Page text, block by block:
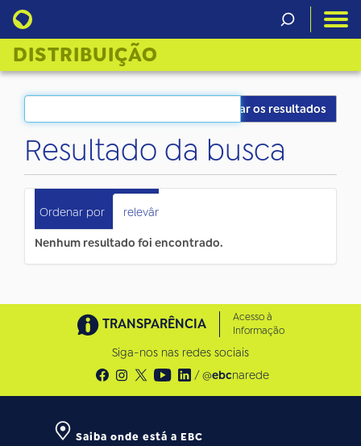
DISTRIBUIÇÃO
Filtrar os resultados
Resultado da busca
Ordenar por relevância
Nenhum resultado foi encontrado.
TRANSPARÊNCIA
Acesso à
Informação
Siga-nos nas redes sociais
/ @ebcnarede
Saiba onde está a EBC